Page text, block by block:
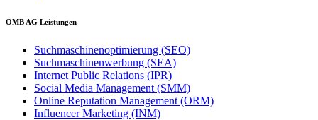
OMB AG Leistungen
Suchmaschinenoptimierung (SEO)
Suchmaschinenwerbung (SEA)
Internet Public Relations (IPR)
Social Media Management (SMM)
Online Reputation Management (ORM)
Influencer Marketing (INM)